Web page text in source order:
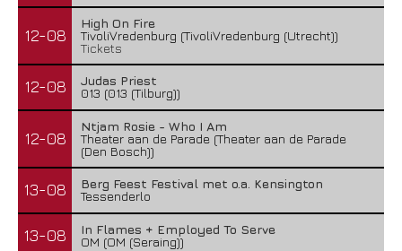
12-08
High On Fire
TivoliVredenburg (TivoliVredenburg (Utrecht))
Tickets
12-08
Judas Priest
013 (013 (Tilburg))
12-08
Ntjam Rosie - Who I Am
Theater aan de Parade (Theater aan de Parade
(Den Bosch))
13-08
Berg Feest Festival met o.a. Kensington
Tessenderlo
13-08
In Flames + Employed To Serve
OM (OM (Seraing))